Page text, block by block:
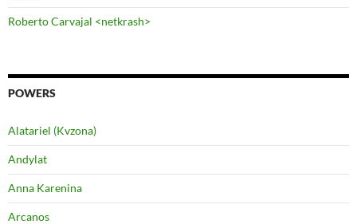
Roberto Carvajal <netkrash>
POWERS
Alatariel (Kvzona)
Andylat
Anna Karenina
Arcanos